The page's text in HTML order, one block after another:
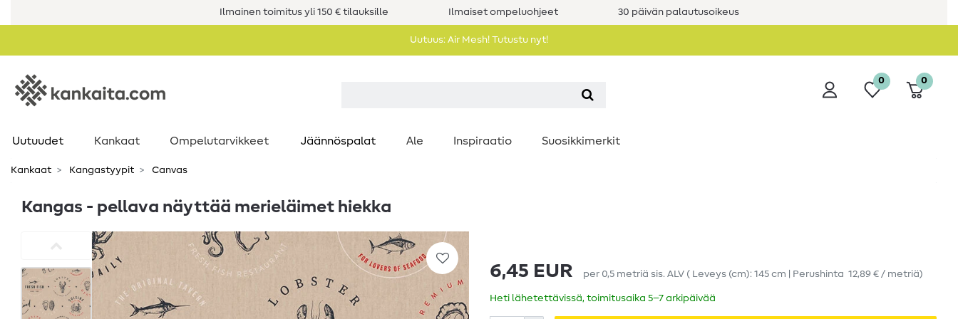
Ilmainen toimitus yli 150 € tilauksille Ilmaiset ompeluohjeet 30 päivän palautusoikeus
Uutuus: Air Mesh! Tutustu nyt!
0 0
Uutuudet Kankaat Ompelutarvikkeet Jäännöspalat Ale Inspiraatio Suosikkimerkit
Kankaat Kangastyypit Canvas
Kangas - pellava näyttää merieläimet hiekka
6,45 EUR per 0,5 metriä sis. ALV ( Leveys (cm): 145 cm | Perushinta 12,89 € / metriä)
Heti lähetettävissä, toimitusaika 5–7 arkipäivää